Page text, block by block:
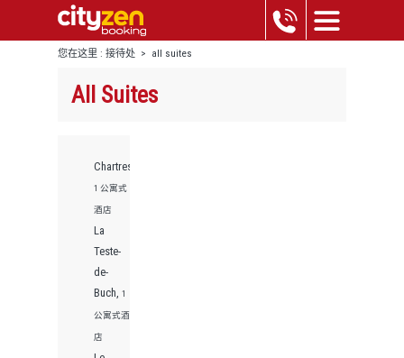
您在这里 : 接待处 > all suites
All Suites
Chartres,
1 公寓式
酒店
La
Teste-
de-
Buch,
1
公寓式酒
店